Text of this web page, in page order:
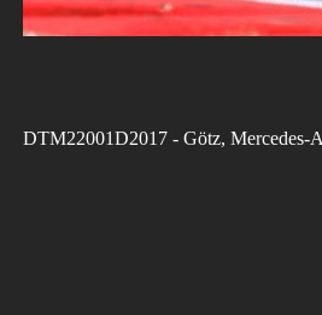
DTM22001D2017 - Götz,